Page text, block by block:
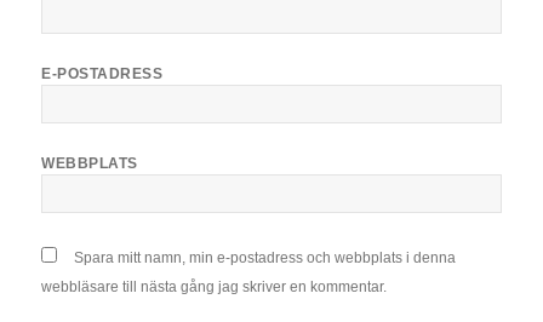
E-POSTADRESS
WEBBPLATS
Spara mitt namn, min e-postadress och webbplats i denna
webbläsare till nästa gång jag skriver en kommentar.